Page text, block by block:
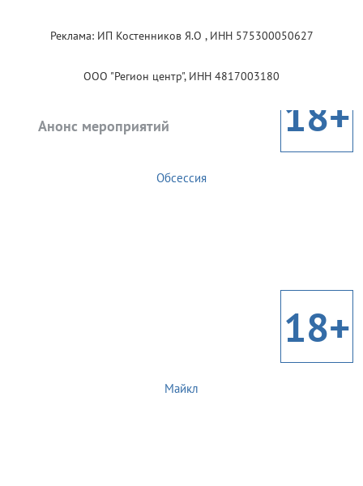
Реклама: ИП Костенников Я.О , ИНН 575300050627
ООО "Регион центр", ИНН 4817003180
Анонс мероприятий 18+
Обсессия
18+
Майкл